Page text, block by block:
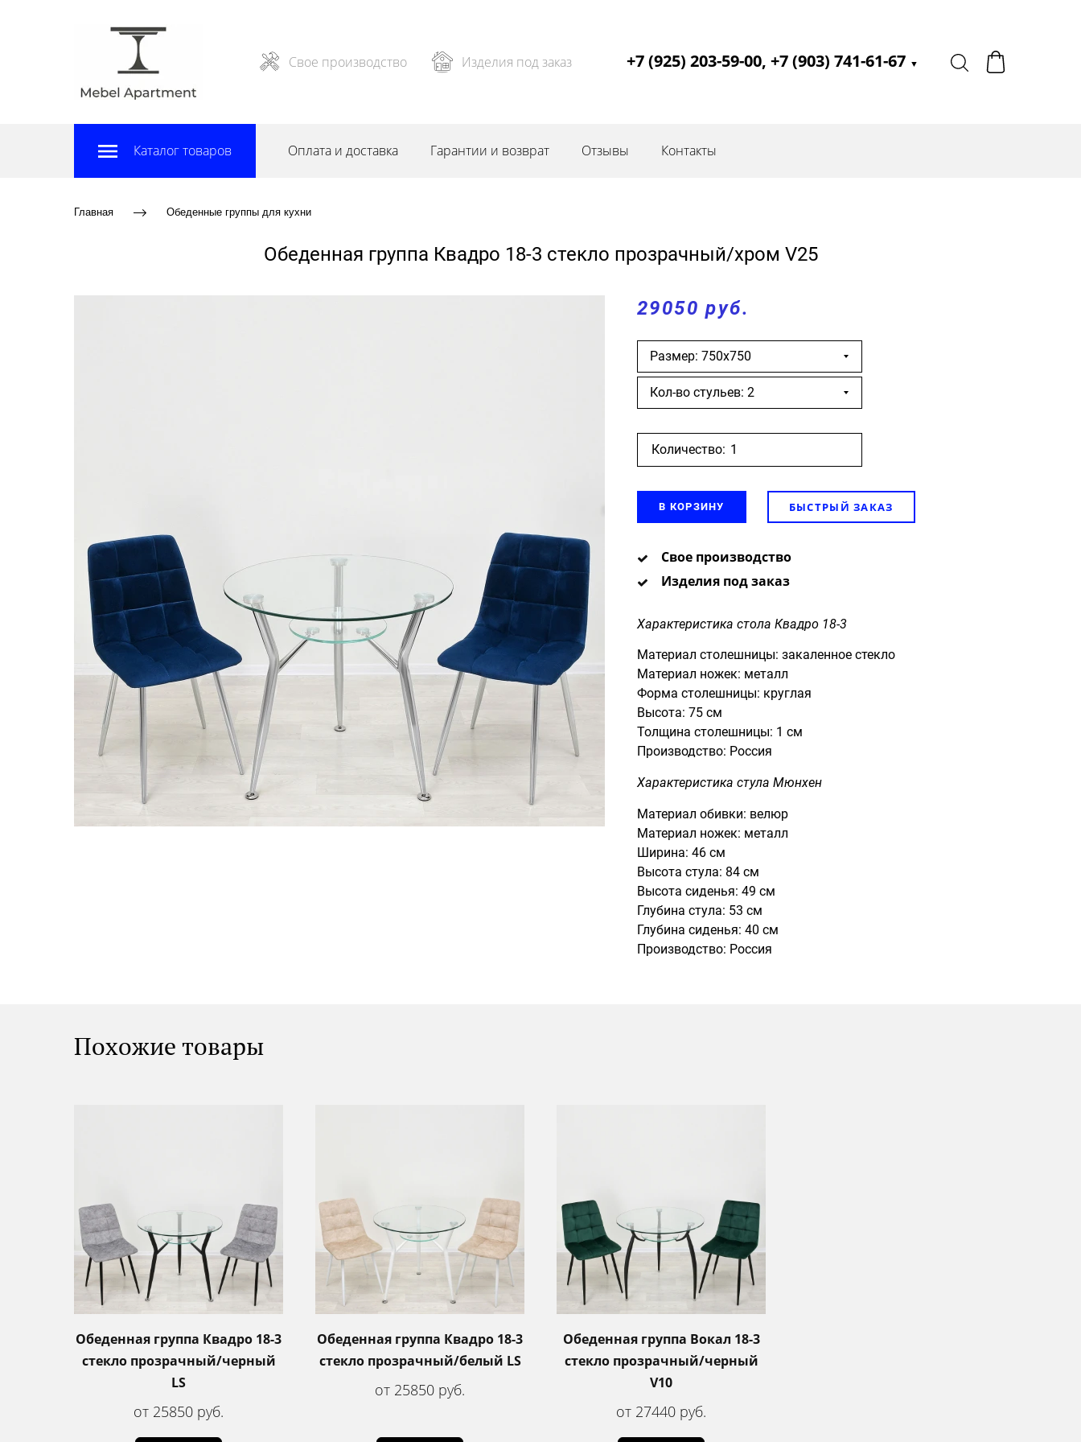
Свое производство Изделия под заказ +7 (925) 203-59-00, +7 (903) 741-61-67 ▼
Каталог товаров Оплата и доставка Гарантии и возврат Отзывы Контакты
Главная Обеденные группы для кухни
Обеденная группа Квадро 18-3 стекло прозрачный/хром V25
29050 руб.
Размер: 750х750
Кол-во стульев: 2
Количество:
В КОРЗИНУ БЫСТРЫЙ ЗАКАЗ
Свое производство
Изделия под заказ
Характеристика стола Квадро 18-3
Материал столешницы: закаленное стекло
Материал ножек: металл
Форма столешницы: круглая
Высота: 75 см
Толщина столешницы: 1 см
Производство: Россия
Характеристика стула Мюнхен
Материал обивки: велюр
Материал ножек: металл
Ширина: 46 см
Высота стула: 84 см
Высота сиденья: 49 см
Глубина стула: 53 см
Глубина сиденья: 40 см
Производство: Россия
Похожие товары
Обеденная группа Квадро 18-3
стекло прозрачный/черный
LS
от 25850 руб.
Обеденная группа Квадро 18-3
стекло прозрачный/белый LS
от 25850 руб.
Обеденная группа Вокал 18-3
стекло прозрачный/черный
V10
от 27440 руб.